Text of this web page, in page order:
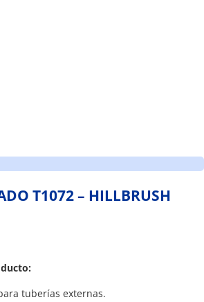
T1072 – HILLBRUSH
tuberías externas.